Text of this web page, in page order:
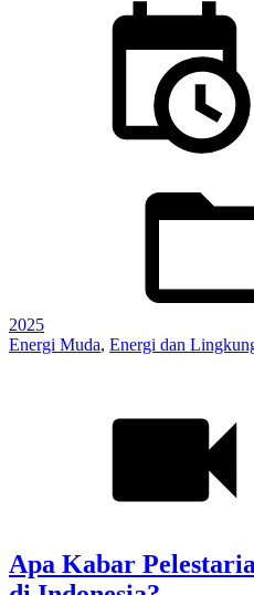
2025
Energi Muda, Energi dan
Apa Kabar